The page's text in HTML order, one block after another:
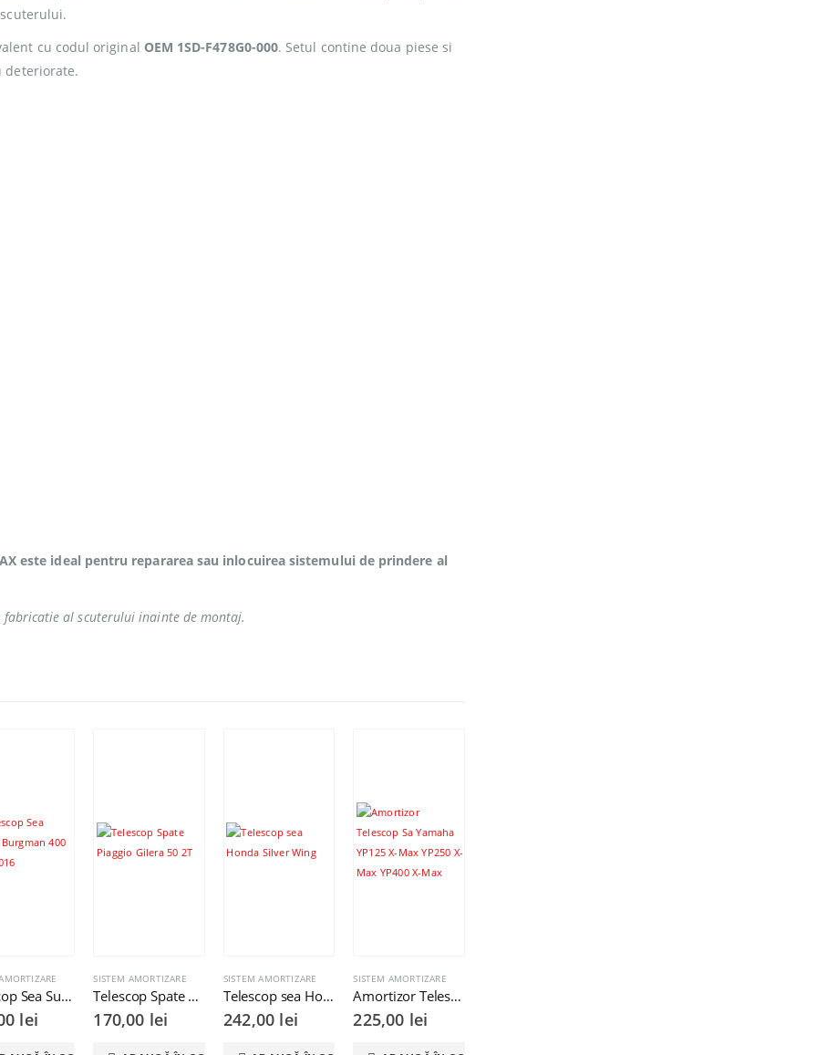
cu codul original OEM 1SD-F478G0-000. Setul contine doua piese si
deteriorate.
este ideal pentru repararea sau inlocuirea sistemului de prindere al
al scuterului inainte de montaj.
Telescop Sea Suzuki Burgman 400 2007 2016
lei
SISTEM AMORTIZARE
Telescop Spate Piaggio Gilera 50 2T
170,00 lei
SISTEM AMORTIZARE
Telescop sea Honda Silver Wing
242,00 lei
SISTEM AMORTIZARE
Amortizor Telescop Sa Yamaha YP125 X-Max YP250 X-Max YP400 X-Max
225,00 lei